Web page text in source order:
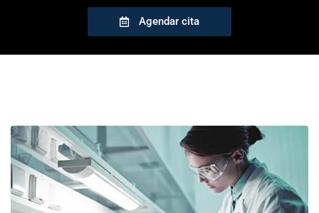
Agendar cita